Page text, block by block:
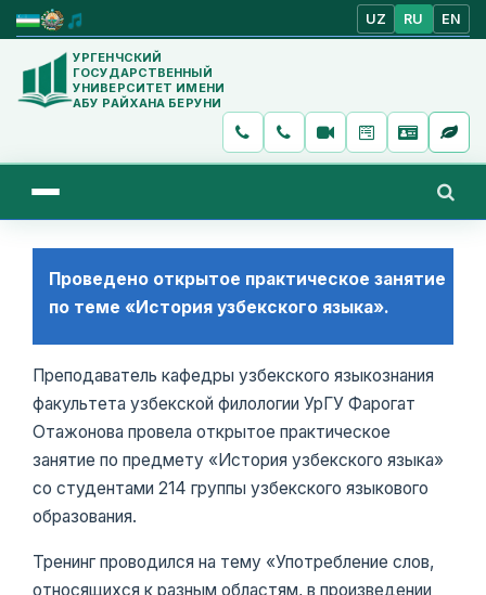
UZ RU EN
УРГЕНЧСКИЙ
ГОСУДАРСТВЕННЫЙ
УНИВЕРСИТЕТ ИМЕНИ
АБУ РАЙХАНА БЕРУНИ
Проведено открытое практическое занятие
по теме «История узбекского языка».
Преподаватель кафедры узбекского языкознания
факультета узбекской филологии УрГУ Фарогат
Отажонова провела открытое практическое
занятие по предмету «История узбекского языка»
со студентами 214 группы узбекского языкового
образования.
Тренинг проводился на тему «Употребление слов,
относящихся к разным областям, в произведении